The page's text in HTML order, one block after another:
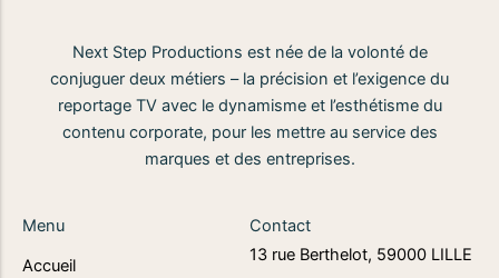
Next Step Productions est née de la volonté de
conjuguer deux métiers – la précision et l’exigence du
reportage TV avec le dynamisme et l’esthétisme du
contenu corporate, pour les mettre au service des
marques et des entreprises.
Menu
Accueil
Contact
13 rue Berthelot, 59000 LILLE